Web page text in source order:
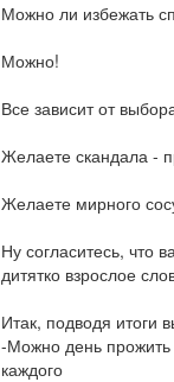
Можно ли избежать
Можно!
Все зависит от
Желаете скандала -
Желаете мирного
Ну согласитесь,
дитятко взрослое
Итак, подводя итоги
-Можно день прожить
каждого